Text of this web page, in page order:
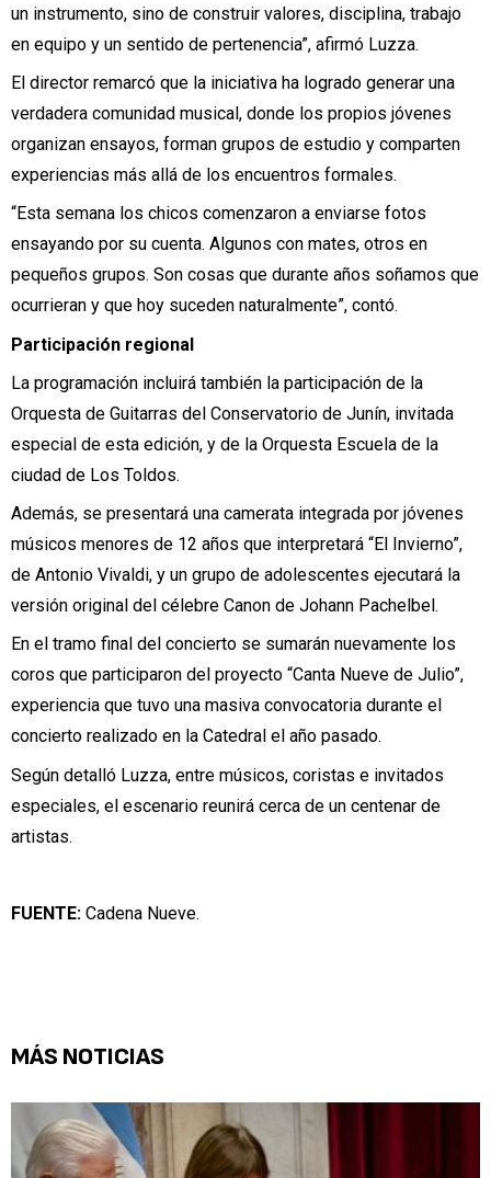
un instrumento, sino de construir valores, disciplina, trabajo
en equipo y un sentido de pertenencia”, afirmó Luzza.
El director remarcó que la iniciativa ha logrado generar una
verdadera comunidad musical, donde los propios jóvenes
organizan ensayos, forman grupos de estudio y comparten
experiencias más allá de los encuentros formales.
“Esta semana los chicos comenzaron a enviarse fotos
ensayando por su cuenta. Algunos con mates, otros en
pequeños grupos. Son cosas que durante años soñamos que
ocurrieran y que hoy suceden naturalmente”, contó.
Participación regional
La programación incluirá también la participación de la
Orquesta de Guitarras del Conservatorio de Junín, invitada
especial de esta edición, y de la Orquesta Escuela de la
ciudad de Los Toldos.
Además, se presentará una camerata integrada por jóvenes
músicos menores de 12 años que interpretará “El Invierno”,
de Antonio Vivaldi, y un grupo de adolescentes ejecutará la
versión original del célebre Canon de Johann Pachelbel.
En el tramo final del concierto se sumarán nuevamente los
coros que participaron del proyecto “Canta Nueve de Julio”,
experiencia que tuvo una masiva convocatoria durante el
concierto realizado en la Catedral el año pasado.
Según detalló Luzza, entre músicos, coristas e invitados
especiales, el escenario reunirá cerca de un centenar de
artistas.
FUENTE: Cadena Nueve.
MÁS NOTICIAS